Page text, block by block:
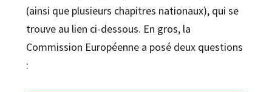
(ainsi que plusieurs chapitres nationaux), qui se
trouve au lien ci-dessous. En gros, la
Commission Européenne a posé deux questions
: